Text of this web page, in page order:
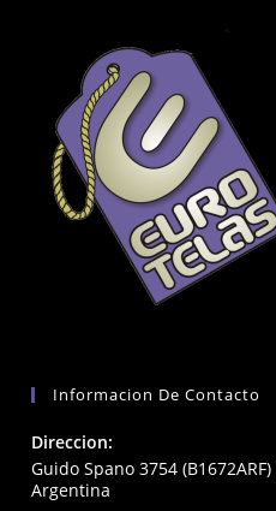
Informacion De Contacto
Direccion:
Guido Spano 3754
Argentina